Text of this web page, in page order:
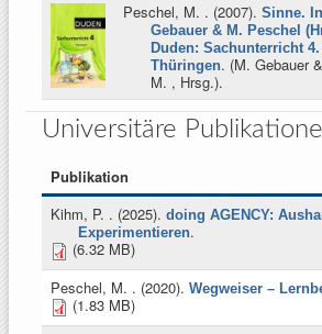
Peschel, M. . (2007). Sinne.
Gebauer & M. Peschel
Duden: Sachunterricht
Thüringen. (M. Gebauer
M. , Hrsg.).
Universitäre
Publikation
Kihm, P. . (2025). doing AGENCY:
Experimentieren.
(6.32 MB)
Peschel, M. . (2020). Wegweiser –
(1.83 MB)